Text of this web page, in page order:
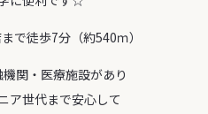
で徒歩7分（約540ｍ）
関・医療施設があり
ア世代まで安心して